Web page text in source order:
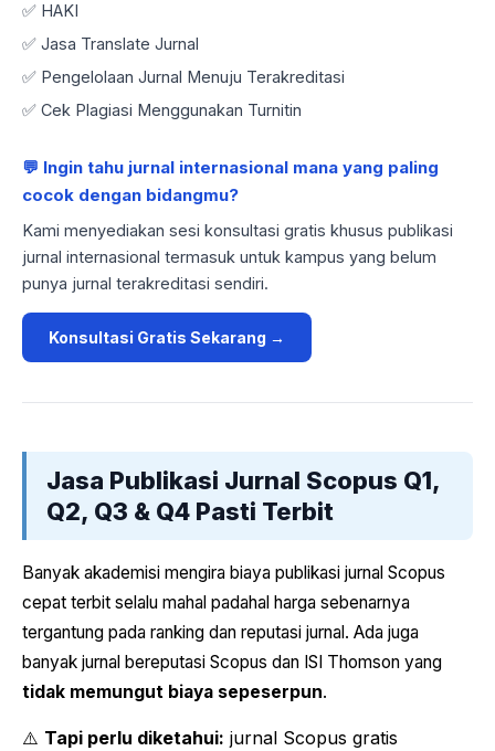
✅ HAKI
✅ Jasa Translate Jurnal
✅ Pengelolaan Jurnal Menuju Terakreditasi
✅ Cek Plagiasi Menggunakan Turnitin
💬 Ingin tahu jurnal internasional mana yang paling
cocok dengan bidangmu?
Kami menyediakan sesi konsultasi gratis khusus publikasi
jurnal internasional termasuk untuk kampus yang belum
punya jurnal terakreditasi sendiri.
Konsultasi Gratis Sekarang →
Jasa Publikasi Jurnal Scopus Q1,
Q2, Q3 & Q4 Pasti Terbit
Banyak akademisi mengira biaya publikasi jurnal Scopus
cepat terbit selalu mahal padahal harga sebenarnya
tergantung pada ranking dan reputasi jurnal. Ada juga
banyak jurnal bereputasi Scopus dan ISI Thomson yang
tidak memungut biaya sepeserpun.
⚠️ Tapi perlu diketahui: jurnal Scopus gratis